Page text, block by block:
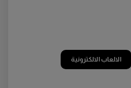
الالعاب الالكترونية